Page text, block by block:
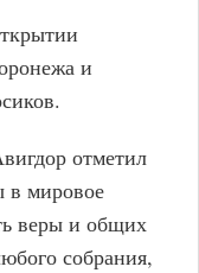
и
отметил
в мировое
веры и общих
собрания,